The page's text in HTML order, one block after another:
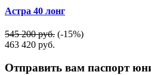
Астра 40 лонг
545 200 руб. (-15%)
463 420 руб.
Отправить вам паспорт